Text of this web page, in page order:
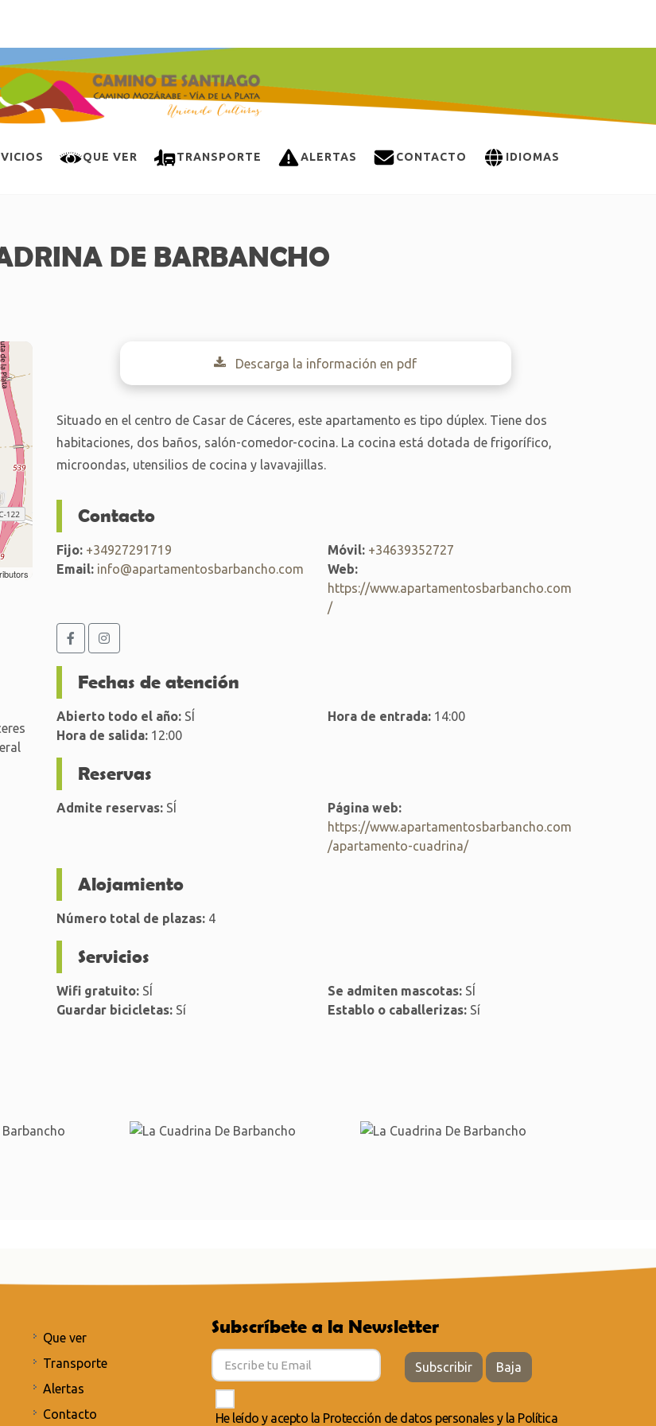
QUE VER TRANSPORTE ALERTAS CONTACTO IDIOMAS
DE BARBANCHO
Descarga la información en pdf
Situado en el centro de Casar de Cáceres, este apartamento es tipo dúplex. Tiene dos
habitaciones, dos baños, salón-comedor-cocina. La cocina está dotada de frigorífico,
microondas, utensilios de cocina y lavavajillas.
Contacto
Fijo: +34927291719 Móvil: +34639352727
Email: info@apartamentosbarbancho.com
Web:
https://www.apartamentosbarbancho.com
/
Fechas de atención
Abierto todo el año:SÍ Hora de entrada:14:00
Hora de salida:12:00
Reservas
Admite reservas:SÍ
Página web:
https://www.apartamentosbarbancho.com
/apartamento-cuadrina/
Alojamiento
Número total de plazas:4
Servicios
Wifi gratuito:SÍ Se admiten mascotas:SÍ
Guardar bicicletas:Sí Establo o caballerizas:Sí
Que ver
Transporte
Alertas
Contacto
Subscríbete a la Newsletter
Subscribir Baja
He leído y acepto la Protección de datos personales y la Política